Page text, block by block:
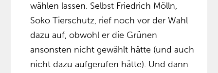
wählen lassen. Selbst Friedrich Mölln,
Soko Tierschutz, rief noch vor der Wahl
dazu auf, obwohl er die Grünen
ansonsten nicht gewählt hätte (und auch
nicht dazu aufgerufen hätte). Und dann